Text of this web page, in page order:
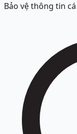
Bảo vệ thông tin